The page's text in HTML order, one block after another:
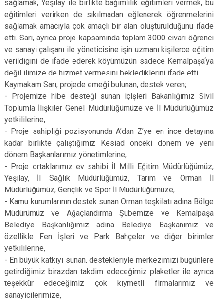
sağlamak, Yeşilay ile birlikte bağımlılık eğitimleri vermek, bu
eğitimleri verirken de sıkılmadan eğlenerek öğrenmelerini
sağlamak amacıyla çok amaçlı bir alan oluşturulduğunu ifade
etti. Sarı, ayrıca proje kapsamında toplam 3000 civarı öğrenci
ve sanayi çalışanı ile yöneticisine işin uzmanı kişilerce eğitim
verildigini de ifade ederek köyümüzün sadece Kemalpaşa‘ya
değil ilimize de hizmet vermesini beklediklerini ifade etti.
Kaymakam Sarı, projede emeği bulunan, destek veren;
- Projemize hibe desteği sunan içişleri Bakanlığımız Sivil
Toplumla İlişkiler Genel Müdürlüğümüze ve İl Müdürlüğümüz
yetkililerine,
- Proje sahipliği pozisyonunda A’dan Z’ye en ince detayına
kadar birlikte çalıştığımız Kesiad önceki dönem ve yeni
dönem Başkanlarımız yönetimlerine,
- Proje ortaklarımız ev sahibi İl Milli Eğitim Müdürlüğümüz,
Yeşilay, İl Sağlık Müdürlüğümüz, Tarım ve Orman İl
Müdürlüğümüz, Gençlik ve Spor İl Müdürlüğümüze,
- Kamu kurumlarının destek sunan Orman teşkilatı adına Bölge
Müdürümüz ve Ağaçlandırma Şubemize ve Kemalpaşa
Belediye Başkanlığımız adına Belediye Başkanımız ve
özellikle Fen İşleri ve Park Bahçeler ve diğer birimler
yetkililerine,
- En büyük katkıyı sunan, destekleriyle merkezimizi bugünlere
getirdiğimiz birazdan takdim edeceğimiz plaketler ile ayrıca
teşekkür edeceğimiz çok kıymetli firmalarımız ve
sanayicilerimize,